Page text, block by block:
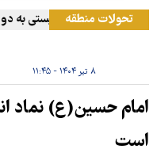
تحولات منطقه
حمله رژیم صهیونیستی به دو
۸ تیر ۱۴۰۴ - ۱۱:۴۵
امام حسین(ع) نماد
است